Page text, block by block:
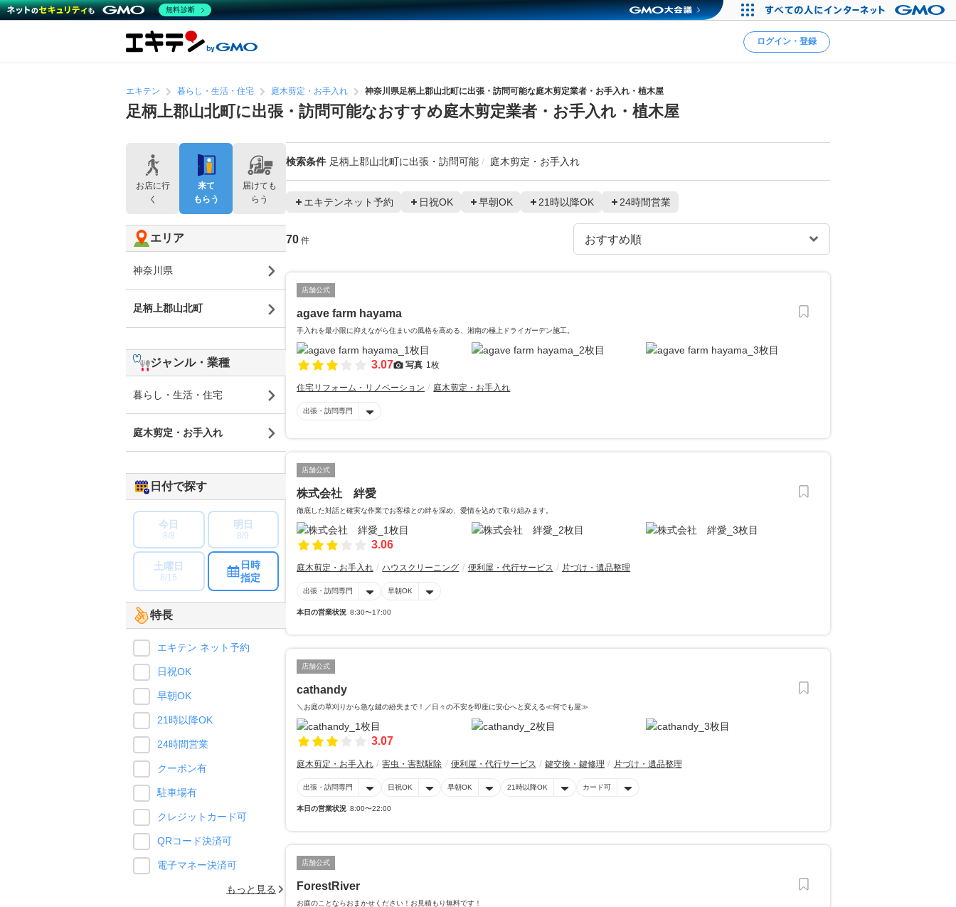
ログイン・登録
エキテン 暮らし・生活・住宅 庭木剪定・お手入れ 神奈川県足柄上郡山北町に出張・訪問可能な庭木剪定業者・お手入れ・植木屋
足柄上郡山北町に出張・訪問可能なおすすめ庭木剪定業者・お手入れ・植木屋
検索条件 足柄上郡山北町に出張・訪問可能 庭木剪定・お手入れ
エキテンネット予約 日祝OK 早朝OK 21時以降OK 24時間営業
70 件
店舗公式
agave farm hayama
手入れを最小限に抑えながら住まいの風格を高める、湘南の極上ドライガーデン施工。
3.07 写真 1枚
住宅リフォーム・リノベーション 庭木剪定・お手入れ
出張・訪問専門
店舗公式
株式会社 絆愛
徹底した対話と確実な作業でお客様との絆を深め、愛情を込めて取り組みます。
3.06
庭木剪定・お手入れ ハウスクリーニング 便利屋・代行サービス 片づけ・遺品整理
出張・訪問専門 早朝OK
本日の営業状況 8:30〜17:00
店舗公式
cathandy
＼お庭の草刈りから急な鍵の紛失まで！／日々の不安を即座に安心へと変える≪何でも屋≫
3.07
庭木剪定・お手入れ 害虫・害獣駆除 便利屋・代行サービス 鍵交換・鍵修理 片づけ・遺品整理
出張・訪問専門 日祝OK 早朝OK 21時以降OK カード可
本日の営業状況 8:00〜22:00
店舗公式
ForestRiver
お庭のことならおまかせください！お見積もり無料です！
お店に行
く
来て
もらう
届けても
らう
エリア
神奈川県
足柄上郡山北町
ジャンル・業種
暮らし・生活・住宅
庭木剪定・お手入れ
日付で探す
今日
8/8
明日
8/9
土曜日
8/15
日時
指定
特長
エキテン ネット予約
日祝OK
早朝OK
21時以降OK
24時間営業
クーポン有
駐車場有
クレジットカード可
QRコード決済可
電子マネー決済可
もっと見る
無料診断